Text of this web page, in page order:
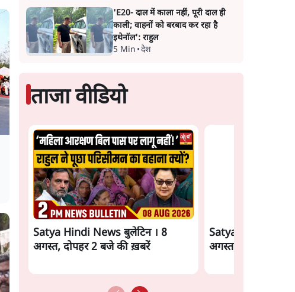
'E20- दाल में काला नहीं, पूरी दाल ही
काली; वाहनों को बरबाद कर रहा है
इथेनॉल': राहुल
5 Min •देश
ताजा वीडियो
Satya Hindi News बुलेटिन । 8
अगस्त, दोपहर 2 बजे की ख़बरें
Satya Hindi
अगस्त, सुबह 11 बजे